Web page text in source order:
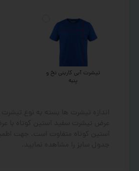
تیشرت آبی کاربنی نخ و
پنبه